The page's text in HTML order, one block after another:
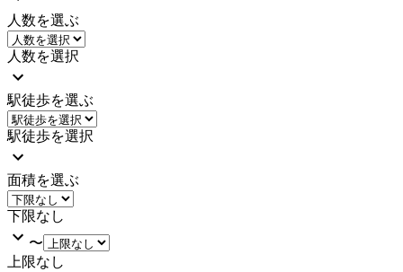
人数を選ぶ
人数を選択
駅徒歩を選ぶ
駅徒歩を選択
面積を選ぶ
下限なし
〜
上限なし